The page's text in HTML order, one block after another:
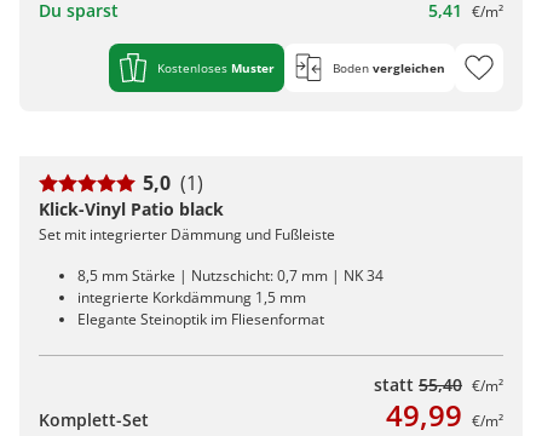
Du sparst 5,41 €/m²
Kostenloses Muster Boden vergleichen
5,0 (1)
Klick-Vinyl Patio black
Set mit integrierter Dämmung und Fußleiste
8,5 mm Stärke | Nutzschicht: 0,7 mm | NK 34
integrierte Korkdämmung 1,5 mm
Elegante Steinoptik im Fliesenformat
statt 55,40 €/m²
Komplett-Set 49,99 €/m²